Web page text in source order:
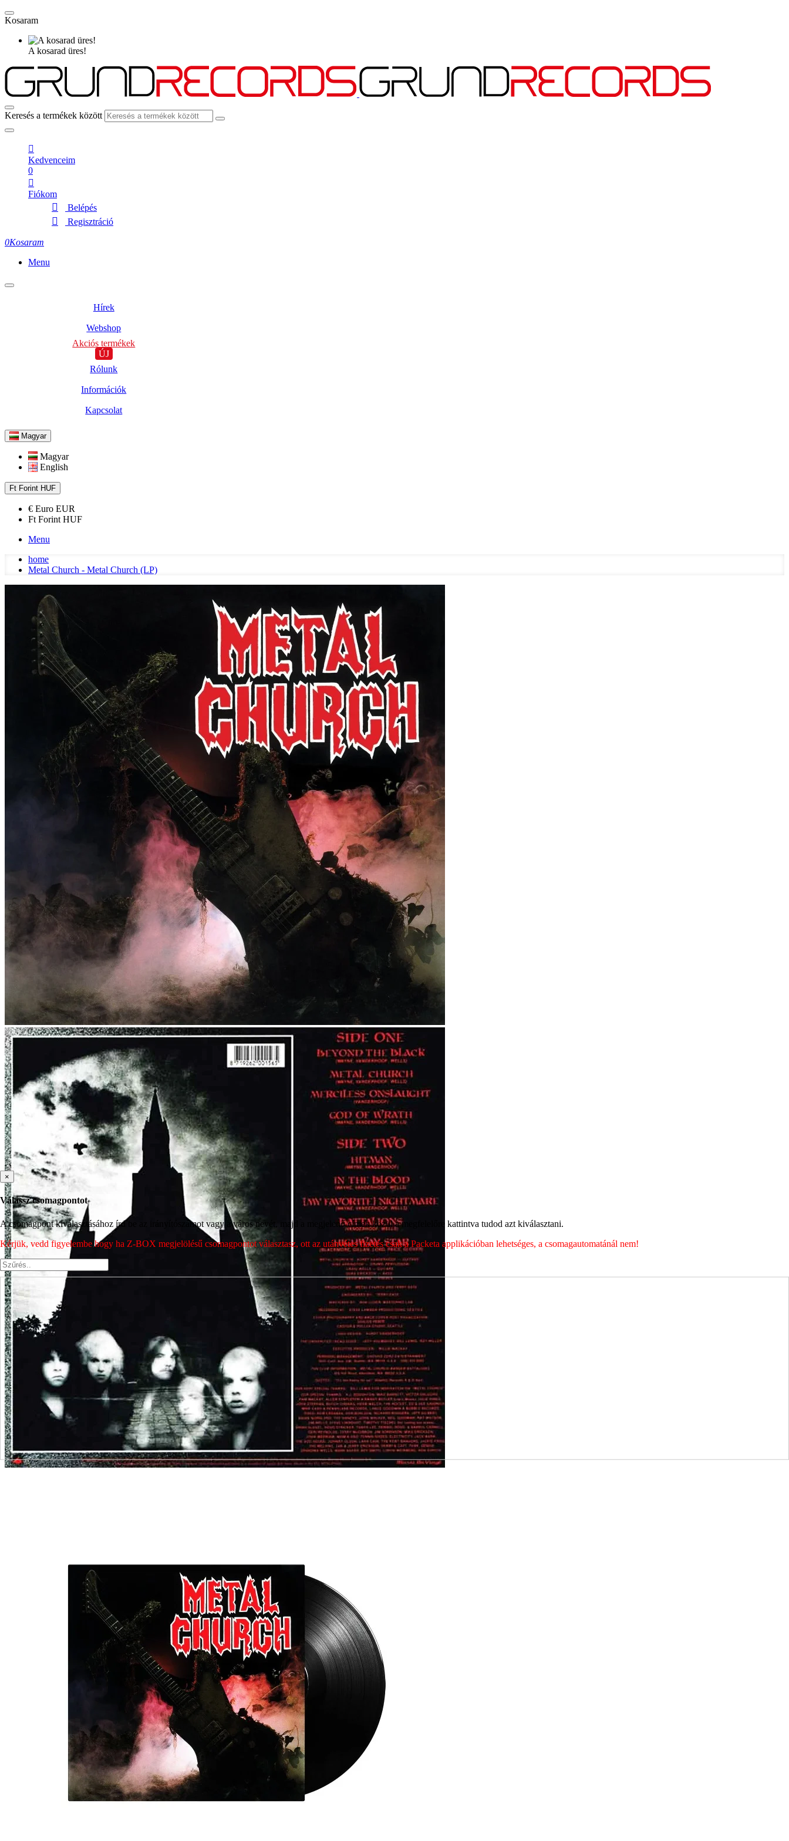
Kosaram
A kosarad üres!
Keresés a termékek között
Kedvenceim
0
Fiókom
Belépés
Regisztráció
0Kosaram
Menu
Hírek
Webshop
Akciós termékek
ÚJ
Rólunk
Információk
Kapcsolat
Magyar
Magyar
English
Ft Forint HUF
€ Euro EUR
Ft Forint HUF
Menu
home
Metal Church - Metal Church (LP)
×
Válassz csomagpontot
A csomagpont kiválasztásához írd be az irányítószámot vagy a város nevét, majd a megjelenő címek közül a megfelelőre kattintva tudod azt kiválasztani.
Kérjük, vedd figyelembe hogy ha Z-BOX megjelölésű csomagpontot választasz, ott az utánvétes fizetés csak a Packeta applikációban lehetséges, a csomagautomatánál nem!